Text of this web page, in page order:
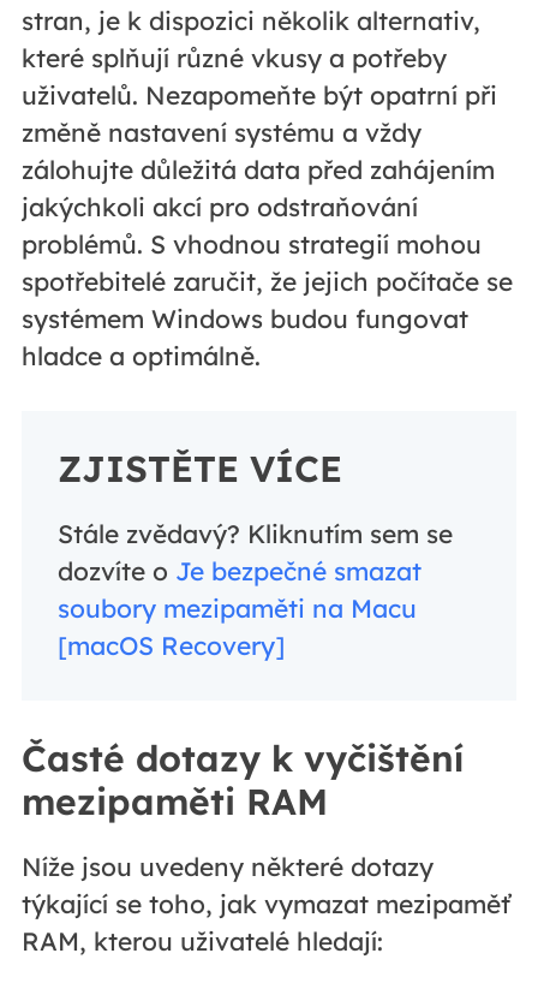
stran, je k dispozici několik alternativ,
které splňují různé vkusy a potřeby
uživatelů. Nezapomeňte být opatrní při
změně nastavení systému a vždy
zálohujte důležitá data před zahájením
jakýchkoli akcí pro odstraňování
problémů. S vhodnou strategií mohou
spotřebitelé zaručit, že jejich počítače se
systémem Windows budou fungovat
hladce a optimálně.
ZJISTĚTE VÍCE
Stále zvědavý? Kliknutím sem se
dozvíte o Je bezpečné smazat
soubory mezipaměti na Macu
[macOS Recovery]
Časté dotazy k vyčištění
mezipaměti RAM
Níže jsou uvedeny některé dotazy
týkající se toho, jak vymazat mezipaměť
RAM, kterou uživatelé hledají: